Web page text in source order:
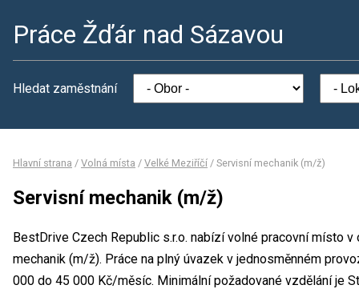
Práce Žďár nad Sázavou
Hledat zaměstnání
Hlavní strana / Volná místa / Velké Meziříčí / Servisní mechanik (m/ž)
Servisní mechanik (m/ž)
BestDrive Czech Republic s.r.o. nabízí volné pracovní místo
mechanik (m/ž). Práce na plný úvazek v jednosměnném
000 do 45 000 Kč/měsíc. Minimální požadované vzdělání je